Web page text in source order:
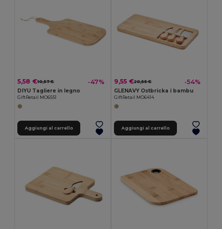
5,58 €10,57 € -47%
DIYU Tagliere in legno
GiftRetail MO6551
Aggiungi al carrello
9,55 €20,55 € -54%
GLENAVY Ostbricka i bambu
GiftRetail MO6414
Aggiungi al carrello